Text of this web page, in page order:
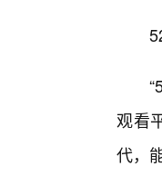
观看
代，